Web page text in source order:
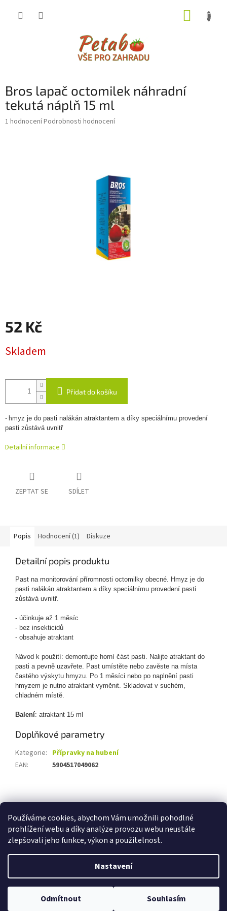
Používáme cookies, abychom Vám umožnili pohodlné
prohlížení webu a díky analýze provozu webu neustále
zlepšovali jeho funkce, výkon a použitelnost.
Nastavení
Odmítnout Souhlasím
Bros lapač octomilek náhradní
tekutá náplň 15 ml
Průměrné
1 hodnoceníPodrobnosti hodnocení
52 Kč
cena:
Skladem
Přidat do košíku
- hmyz je do pasti nalákán atraktantem a díky speciálnímu provedení
pasti zůstává uvnitř
Detailní informace
ZEPTAT SE SDÍLET
Popis Hodnocení (1) Diskuze
Detailní popis produktu
Past na monitorování příromnosti octomilky obecné. Hmyz je do
pasti nalákán atraktantem a díky speciálnímu provedení pasti
zůstává uvnitř.
- účinkuje až 1 měsíc
- bez insekticidů
- obsahuje atraktant
Návod k použití: demontujte horní část pasti. Nalijte atraktant do
pasti a pevně uzavřete. Past umístěte nebo zavěste na místa
častého výskytu hmyzu. Po 1 měsíci nebo po naplnění pasti
hmyzem je nutno atraktant vyměnit. Skladovat v suchém,
chladném místě.
Balení: atraktant 15 ml
Doplňkové parametry
Kategorie: Přípravky na hubení
EAN: 5904517049062
á
Copyright 2026Petabo. Všechna práva vyhrazena.Upravit